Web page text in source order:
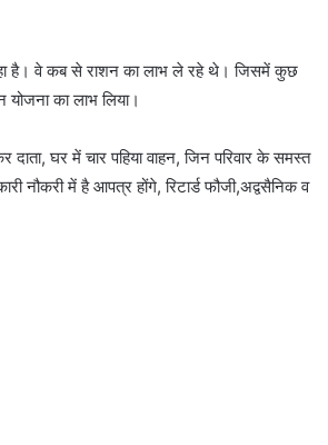
रहा है। वे कब से राशन का लाभ ले रहे थे। जिसमें कुछ
का लाभ लिया।
घर में चार पहिया वाहन, जिन परिवार के समस्त
में है आपत्र होंगे, रिटार्ड फौजी,अद्वसैनिक व